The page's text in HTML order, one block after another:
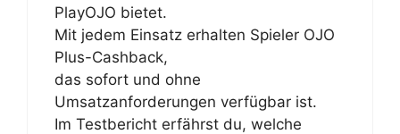
PlayOJO bietet.
Mit jedem Einsatz erhalten Spieler OJO
Plus-Cashback,
das sofort und ohne
Umsatzanforderungen verfügbar ist.
Im Testbericht erfährst du, welche